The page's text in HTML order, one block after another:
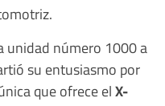
unidad número 1000 a
su entusiasmo por
que ofrece elX-